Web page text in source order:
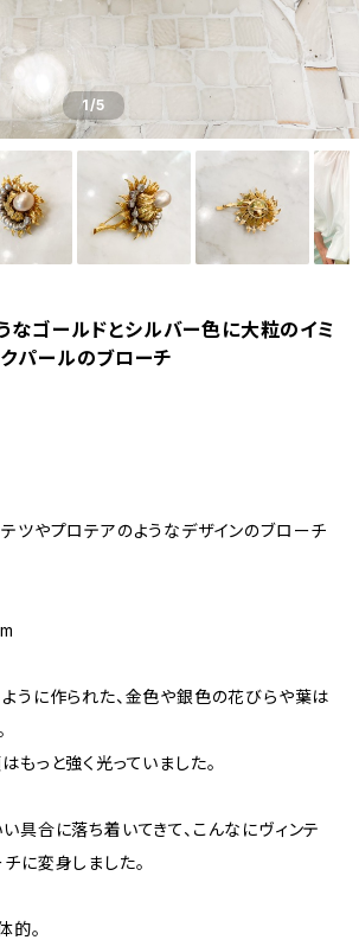
1/5
なゴールドとシルバー色に大粒のイミ
パールのブローチ
ツやプロテアのようなデザインのブローチ
うに作られた、金色や銀色の花びらや葉は
もっと強く光っていました。
具合に落ち着いてきて、こんなにヴィンテ
に変身しました。
的。